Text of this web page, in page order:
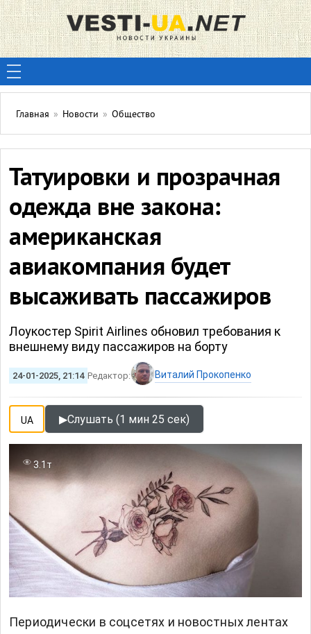
Главная » Новости » Общество
Татуировки и прозрачная
одежда вне закона:
американская
авиакомпания будет
высаживать пассажиров
Лоукостер Spirit Airlines обновил требования к
внешнему виду пассажиров на борту
24-01-2025, 21:14 Редактор: Виталий Прокопенко
UA ▶Слушать (1 мин 25 сек)
3.1т
Периодически в соцсетях и новостных лентах